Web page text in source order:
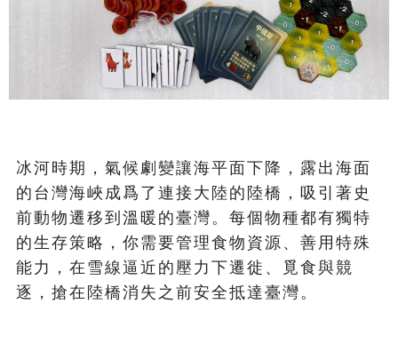
冰河時期，氣候劇變讓海平面下降，露出海面
的台灣海峽成爲了連接大陸的陸橋，吸引著史
前動物遷移到溫暖的臺灣。每個物種都有獨特
的生存策略，你需要管理食物資源、善用特殊
能力，在雪線逼近的壓力下遷徙、覓食與競
逐，搶在陸橋消失之前安全抵達臺灣。